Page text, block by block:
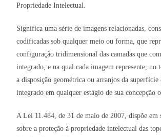
Propriedade Intelectual.
Significa uma série de imagens relacionadas,
codificadas sob qualquer meio ou forma, que
configuração tridimensional das camadas que
integrado, e na qual cada imagem represente, no
a disposição geométrica ou arranjos da
integrado em qualquer estágio de sua concepção
A Lei 11.484, de 31 de maio de 2007, dispõe
sobre a proteção à propriedade intelectual das